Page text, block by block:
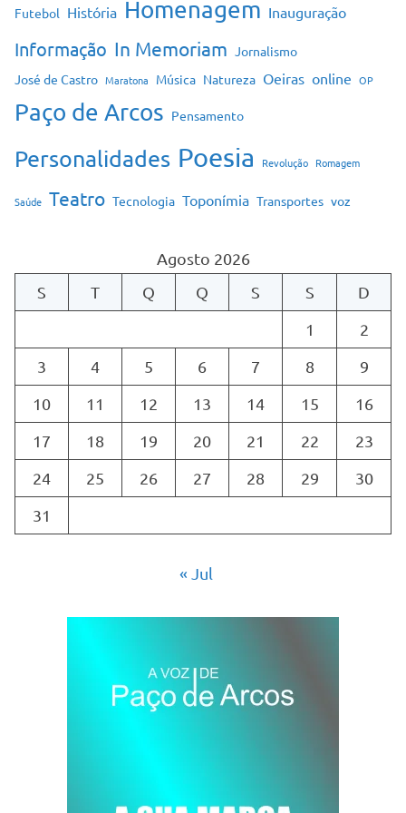
Futebol História Homenagem Inauguração
Informação In Memoriam Jornalismo
José de Castro Maratona Música Natureza Oeiras online OP
Paço de Arcos Pensamento
Personalidades Poesia Revolução Romagem
Saúde Teatro Tecnologia Toponímia Transportes voz
Agosto 2026
S
T Q Q S S
D
1
2
3
4 5 6 7 8
9
10
11 12 13 14 15
16
17
18 19 20 21 22
23
24
25 26 27 28 29
30
31
« Jul